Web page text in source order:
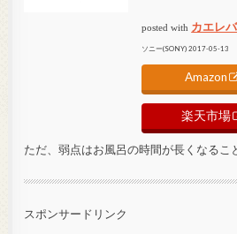
posted with カエレバ
ソニー(SONY) 2017-05-13
Amazon
楽天市場
ただ、弱点はお風呂の時間が長くなるこ
スポンサードリンク